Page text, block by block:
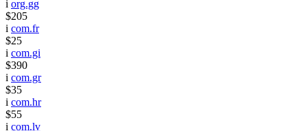
i org.gg
$205
i com.fr
$25
i com.gi
$390
i com.gr
$35
i com.hr
$55
i com.lv